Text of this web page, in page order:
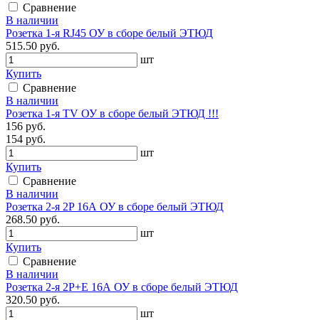
Сравнение
В наличии
Розетка 1-я RJ45 ОУ в сборе белый ЭТЮД
515.50 руб.
шт
Купить
Сравнение
В наличии
Розетка 1-я ТV ОУ в сборе белый ЭТЮД !!!
156 руб.
154 руб.
шт
Купить
Сравнение
В наличии
Розетка 2-я 2P 16А ОУ в сборе белый ЭТЮД
268.50 руб.
шт
Купить
Сравнение
В наличии
Розетка 2-я 2P+E 16А ОУ в сборе белый ЭТЮД
320.50 руб.
шт